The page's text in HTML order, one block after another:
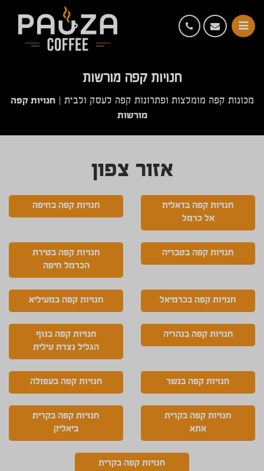
חנויות קפה מורשות
מכונות קפה מומלצות ופתרונות קפה לעסק ולבית |חנויות קפה
מורשות
אזור צפון
חנויות קפה בדאלית
אל כרמל
חנויות קפה בחיפה
חנויות קפה בטבריה
חנויות קפה בטירת
הכרמל חיפה
חנויות קפה בכרמיאל חנויות קפה במעיליא
חנויות קפה בנהריה
חנויות קפה בנוף
הגליל נצרת עילית
חנויות קפה בנשר חנויות קפה בעפולה
חנויות קפה בקרית
אתא
חנויות קפה בקרית
ביאליק
חנויות קפה בקרית